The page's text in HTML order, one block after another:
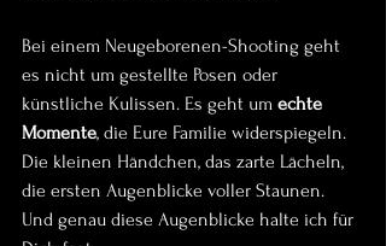
Bei einem Neugeborenen-Shooting geht
es nicht um gestellte Posen oder
künstliche Kulissen. Es geht um echte
Momente, die Eure Familie widerspiegeln.
Die kleinen Händchen, das zarte Lächeln,
die ersten Augenblicke voller Staunen.
Und genau diese Augenblicke halte ich für